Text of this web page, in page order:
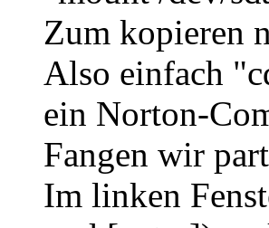
Zum kopieren
Also einfach
ein Norton-
Fangen wir
Im linken